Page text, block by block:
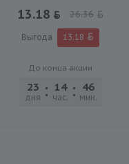
13.18 26.36
Выгода 13.18
До конца акции
23
дня
14
час.
46
мин.